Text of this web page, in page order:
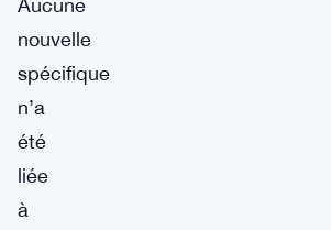
Aucune
nouvelle
spécifique
n’a
été
liée
à